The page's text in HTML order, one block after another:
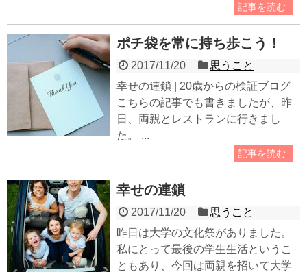
記事を読む
ポチ袋を常に持ち歩こう！
2017/11/20
思うこと
幸せの連鎖 | 20歳からの検証ブログ
こちらの記事でも書きましたが、昨
日、両親とレストランに行きまし
た。 ...
記事を読む
幸せの連鎖
2017/11/20
思うこと
昨日は大学の文化祭がありました。
私にとって最後の学生生活というこ
ともあり、今回は両親を招いて大学